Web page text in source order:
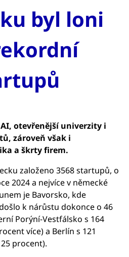
byl loni
otevřenější univerzity i
zároveň však i
a škrty firem.
založeno 3568 startupů, o
2024 a nejvíce v německé
je Bavorsko, kde
k nárůstu dokonce o 46
Porýní-Vestfálsko s 164
více) a Berlín s 121
procent).